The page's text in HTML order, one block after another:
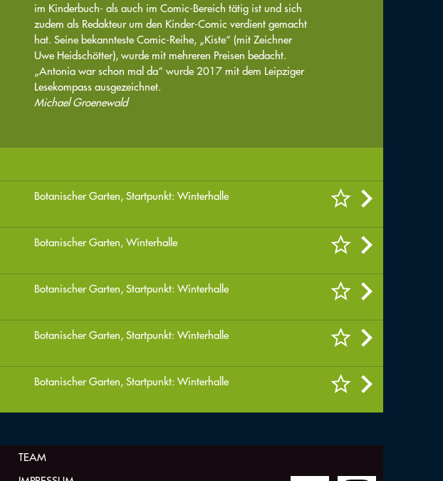
im Kinderbuch- als auch im Comic-Bereich tätig ist und sich
zudem als Redakteur um den Kinder-Comic verdient gemacht
hat. Seine bekannteste Comic-Reihe, „Kiste“ (mit Zeichner
Uwe Heidschötter), wurde mit mehreren Preisen bedacht.
„Antonia war schon mal da“ wurde 2017 mit dem Leipziger
Lesekompass ausgezeichnet.
Michael Groenewald
Botanischer Garten, Startpunkt: Winterhalle
Botanischer Garten, Winterhalle
Botanischer Garten, Startpunkt: Winterhalle
Botanischer Garten, Startpunkt: Winterhalle
Botanischer Garten, Startpunkt: Winterhalle
TEAM